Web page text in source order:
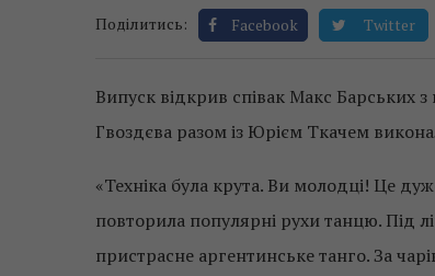
Поділитись: Facebook Twitter
Випуск відкрив співак Макс Барських з
Гвоздєва разом із Юрієм Ткачем
«Техніка була крута. Ви молодці! Це
повторила популярні рухи танцю. Під
пристрасне аргентинське танго. За